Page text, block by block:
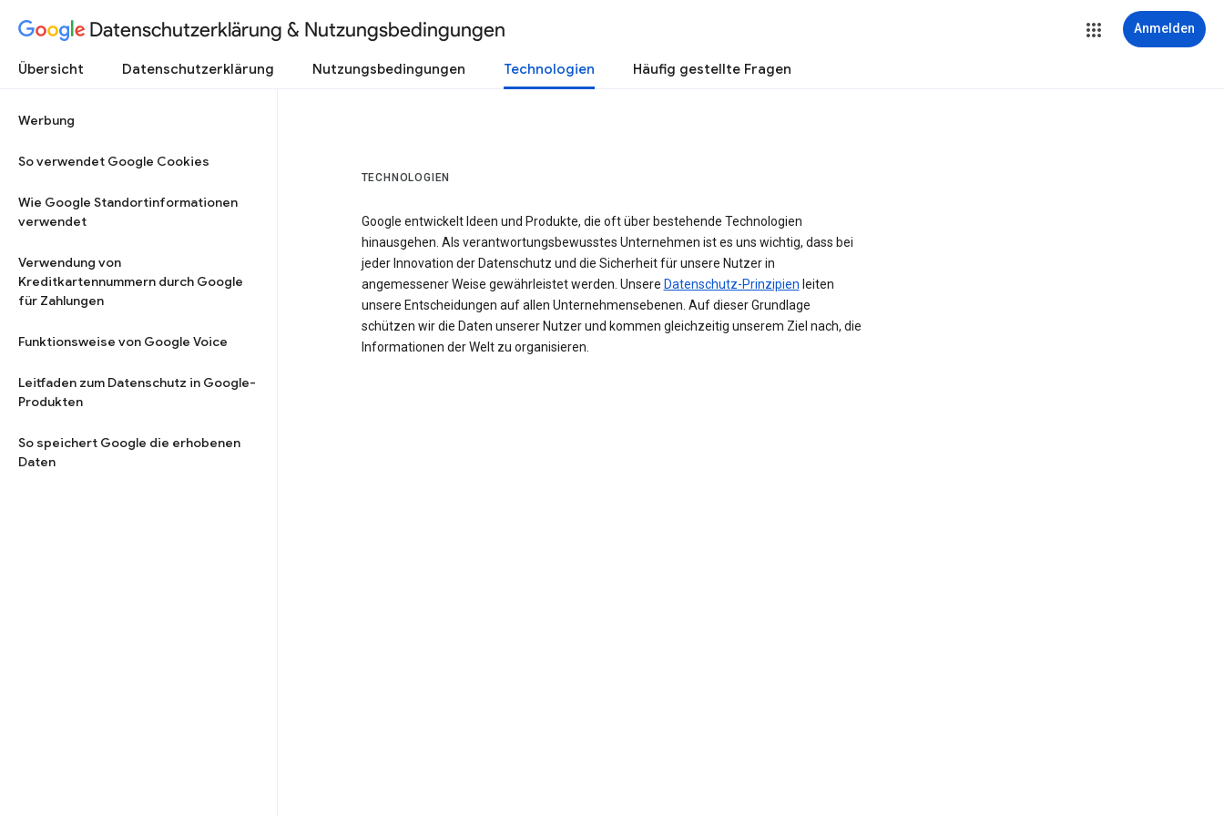
Datenschutzerklärung & Nutzungsbedingungen Anmelden
Übersicht Datenschutzerklärung Nutzungsbedingungen Technologien Häufig gestellte Fragen
Werbung
So verwendet Google Cookies
Wie Google Standortinformationen
verwendet
Verwendung von
Kreditkartennummern durch Google
für Zahlungen
Funktionsweise von Google Voice
Leitfaden zum Datenschutz in Google-
Produkten
So speichert Google die erhobenen
Daten
TECHNOLOGIEN
Google entwickelt Ideen und Produkte, die oft über bestehende Technologien
hinausgehen. Als verantwortungsbewusstes Unternehmen ist es uns wichtig, dass bei
jeder Innovation der Datenschutz und die Sicherheit für unsere Nutzer in
angemessener Weise gewährleistet werden. Unsere Datenschutz-Prinzipien leiten
unsere Entscheidungen auf allen Unternehmensebenen. Auf dieser Grundlage
schützen wir die Daten unserer Nutzer und kommen gleichzeitig unserem Ziel nach, die
Informationen der Welt zu organisieren.